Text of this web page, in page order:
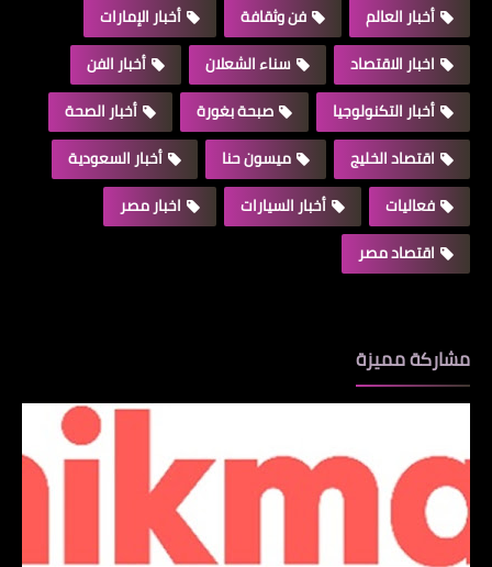
أخبار العالم
فن وثقافة
أخبار الإمارات
اخبار الاقتصاد
سناء الشعلان
أخبار الفن
أخبار التكنولوجيا
صبحة بغورة
أخبار الصحة
اقتصاد الخليج
ميسون حنا
أخبار السعودية
فعاليات
أخبار السيارات
اخبار مصر
اقتصاد مصر
مشاركة مميزة